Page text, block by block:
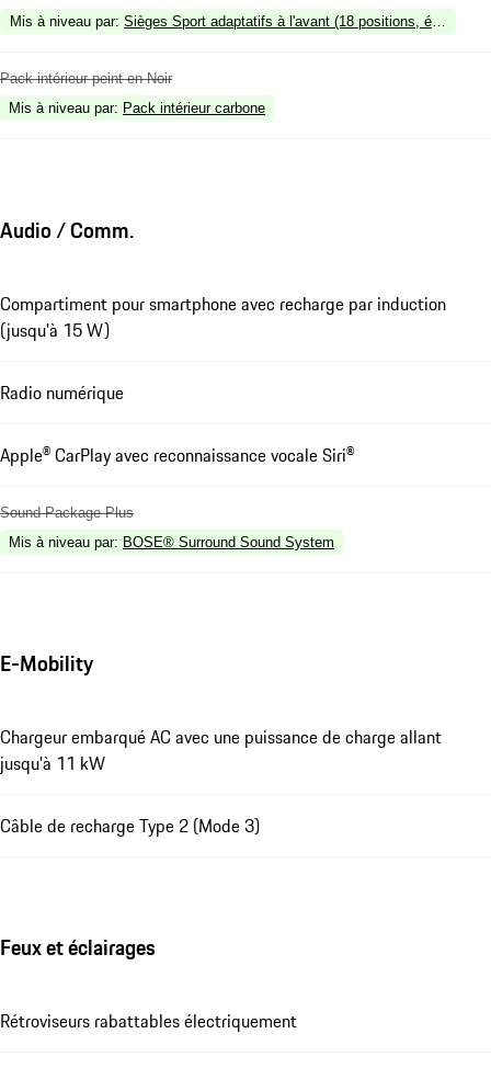
Mis à niveau par: Sièges Sport adaptatifs à l'avant (18 positions,
Pack intérieur peint en Noir
Mis à niveau par: Pack intérieur carbone
Audio / Comm.
Compartiment pour smartphone avec recharge par induction
(jusqu'à 15 W)
Radio numérique
Apple® CarPlay avec reconnaissance vocale Siri®
Sound Package Plus
Mis à niveau par: BOSE® Surround Sound System
E-Mobility
Chargeur embarqué AC avec une puissance de charge allant
jusqu'à 11 kW
Câble de recharge Type 2 (Mode 3)
Feux et éclairages
Rétroviseurs rabattables électriquement